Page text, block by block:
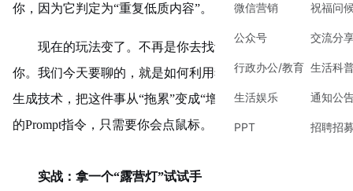
微信营销
公众号
行政办公/教育
生活娱乐
PPT
祝福问
交流分
生活科
通知公
招聘招
你，因为它判定为“重复低质内容”。
现在的玩法变了。不再是你去找设计，而是让设计来找
你。我们今天要聊的，就是如何利用独立站商品详情页AI
生成技术，把这件事从“拖累”变成“增长引擎”。不需要复杂
的Prompt指令，只需要你会点鼠标。
实战：拿一个“露营灯”试试手